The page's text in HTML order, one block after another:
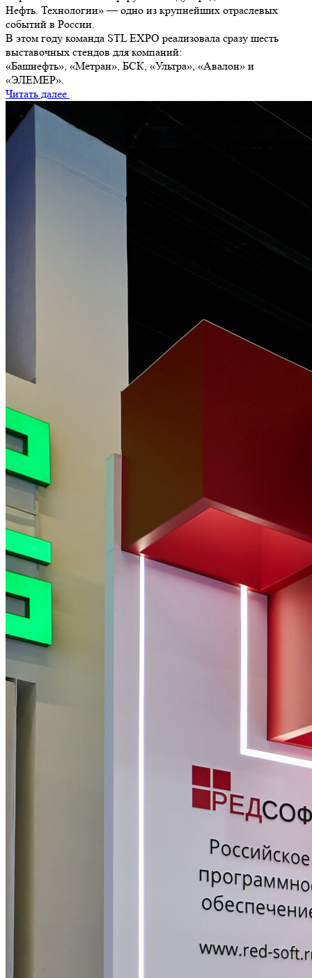
Нефть. Технологии» — одно из крупнейших отраслевых
событий в России.
В этом году команда STL EXPO реализовала сразу шесть
выставочных стендов для компаний:
«Башнефть», «Метран», БСК, «Ультра», «Авалон» и
«ЭЛЕМЕР».
Читать далее